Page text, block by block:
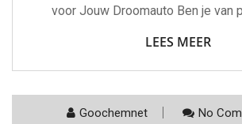
voor Jouw Droomauto Ben je van
LEES MEER
Goochemnet
No